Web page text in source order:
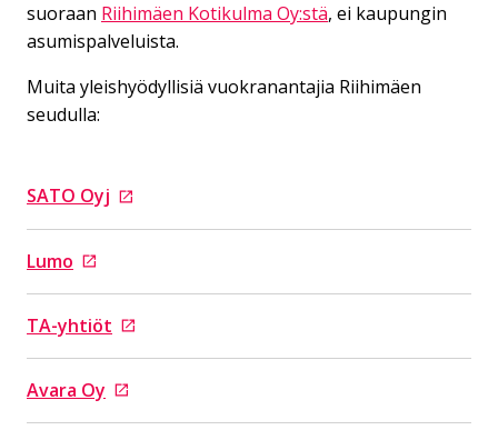
suoraan Riihimäen Kotikulma Oy:stä, ei kaupungin
asumispalveluista.
Muita yleishyödyllisiä vuokranantajia Riihimäen
seudulla:
SATO Oyj
Siirtyy ulkoiselle sivustolle
Lumo
Siirtyy ulkoiselle sivustolle
TA-yhtiöt
Siirtyy ulkoiselle sivustolle
Avara Oy
Siirtyy ulkoiselle sivustolle